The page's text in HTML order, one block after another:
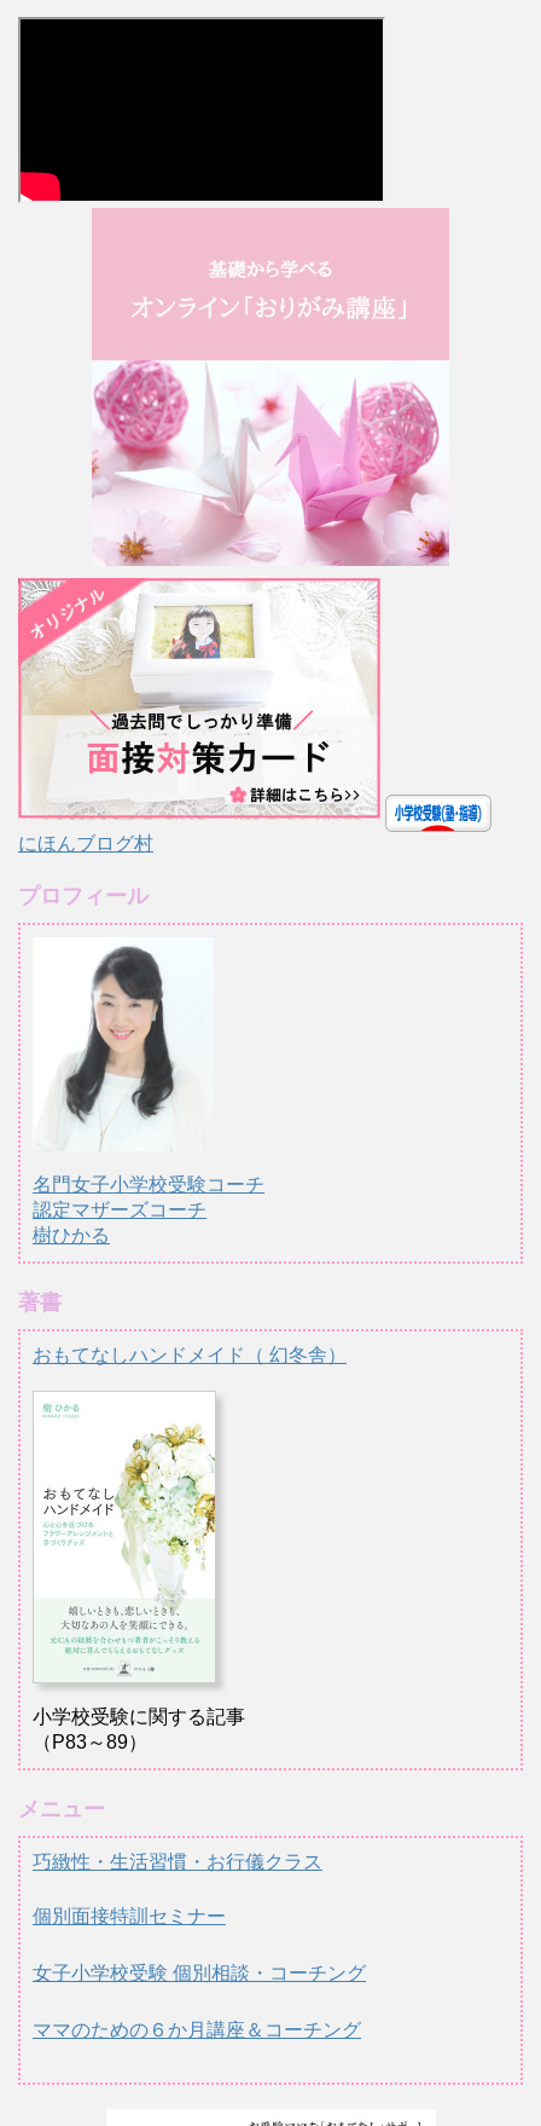
にほんブログ村
プロフィール
名門女子小学校受験コーチ
認定マザーズコーチ
樹ひかる
著書
おもてなしハンドメイド（ 幻冬舎）
小学校受験に関する記事
（P83～89）
メニュー
巧緻性・生活習慣・お行儀クラス
個別面接特訓セミナー
女子小学校受験 個別相談・コーチング
ママのための６か月講座＆コーチング